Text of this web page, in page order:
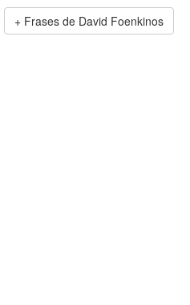
Frases de David Foenkinos